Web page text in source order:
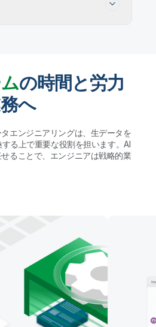
跡・維持・確保
ザー定義ルールに従ってデー
プロファイリングして解決策を
前に人間が検証することで、ガ
やレイクハウス、AI に適し
理を自動化
イプラインを構築したり、自然
タントを使用することができ
の時間と労力
へ
エンジニアリングは、生データを
る上で重要な役割を担います。AI
ることで、エンジニアは戦略的業